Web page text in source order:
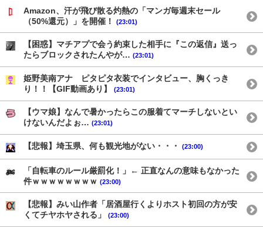
Amazon、汗が飛び散る灼熱の「マンガ毎週末セール
（50%還元）」を開催！
(23:01)
【困惑】マチアプで会う約束した相手に『この返信』送っ
たらブロックされたんやが… (23:01)
姫野美南アナ ピタピタ衣装でインタビュー、胸くっき
り！！【GIF動画あり】
(23:01)
【ウマ娘】なんで暑かったらこの服着てマーチしないとい
けないんだよぉ… (23:01)
【悲報】埼玉県、何も観光地がない・・・ (23:00)
「自転車のルール厳罰化！」← 正直なんの意味もなかった
件ｗｗｗｗｗｗｗｗ (23:00)
【悲報】みい山作者「居酒屋行くよりホスト初回の方が安
くてチヤホヤされる」
(23:00)